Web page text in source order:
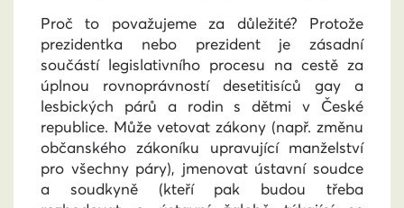
Proč to považujeme za důležité? Protože
prezidentka nebo prezident je zásadní
součástí legislativního procesu na cestě za
úplnou rovnoprávností desetitisíců gay a
lesbických párů a rodin s dětmi v České
republice. Může vetovat zákony (např. změnu
občanského zákoníku upravující manželství
pro všechny páry), jmenovat ústavní soudce
a soudkyně (kteří pak budou třeba